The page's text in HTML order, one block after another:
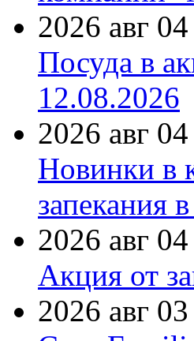
2026 авг 04
Посуда в
12.08.2026
2026 авг 04
Новинки в
запекания
2026 авг 04
Акция от
2026 авг 03